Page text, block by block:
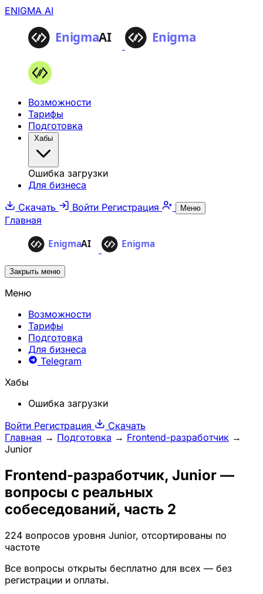
ENIGMA AI
Возможности
Тарифы
Подготовка
Хабы
Ошибка загрузки
Для бизнеса
Скачать
Войти Регистрация Меню
Главная
Закрыть меню
Меню
Возможности
Тарифы
Подготовка
Для бизнеса
Telegram
Хабы
Ошибка загрузки
Войти Регистрация
Скачать
Главная → Подготовка → Frontend-разработчик →
Junior
Frontend-разработчик, Junior —
вопросы с реальных
собеседований, часть 2
224 вопросов уровня Junior, отсортированы по
частоте
Все вопросы открыты бесплатно для всех — без
регистрации и оплаты.